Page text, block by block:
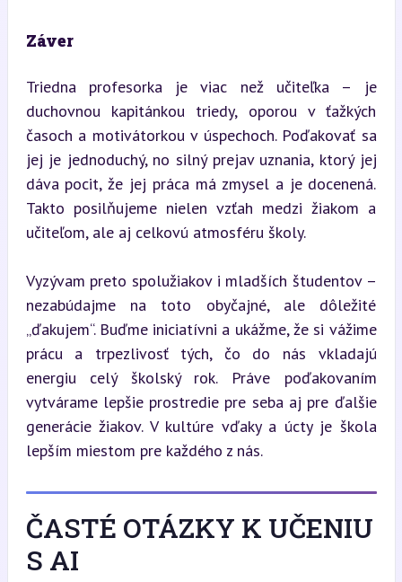
Záver
Triedna profesorka je viac než učiteľka – je
duchovnou kapitánkou triedy, oporou v ťažkých
časoch a motivátorkou v úspechoch. Poďakovať sa
jej je jednoduchý, no silný prejav uznania, ktorý jej
dáva pocit, že jej práca má zmysel a je docenená.
Takto posilňujeme nielen vzťah medzi žiakom a
učiteľom, ale aj celkovú atmosféru školy.
Vyzývam preto spolužiakov i mladších študentov –
nezabúdajme na toto obyčajné, ale dôležité
„ďakujem“. Buďme iniciatívni a ukážme, že si vážime
prácu a trpezlivosť tých, čo do nás vkladajú
energiu celý školský rok. Práve poďakovaním
vytvárame lepšie prostredie pre seba aj pre ďalšie
generácie žiakov. V kultúre vďaky a úcty je škola
lepším miestom pre každého z nás.
ČASTÉ OTÁZKY K UČENIU
S AI